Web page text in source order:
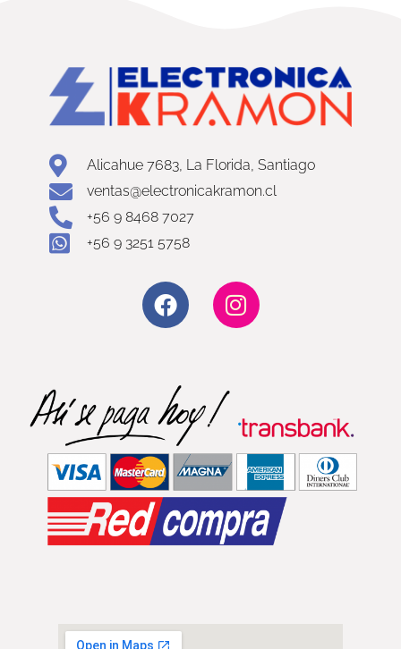
Alicahue 7683, La Florida, Santiago
ventas@electronicakramon.cl
+56 9 8468 7027
+56 9 3251 5758